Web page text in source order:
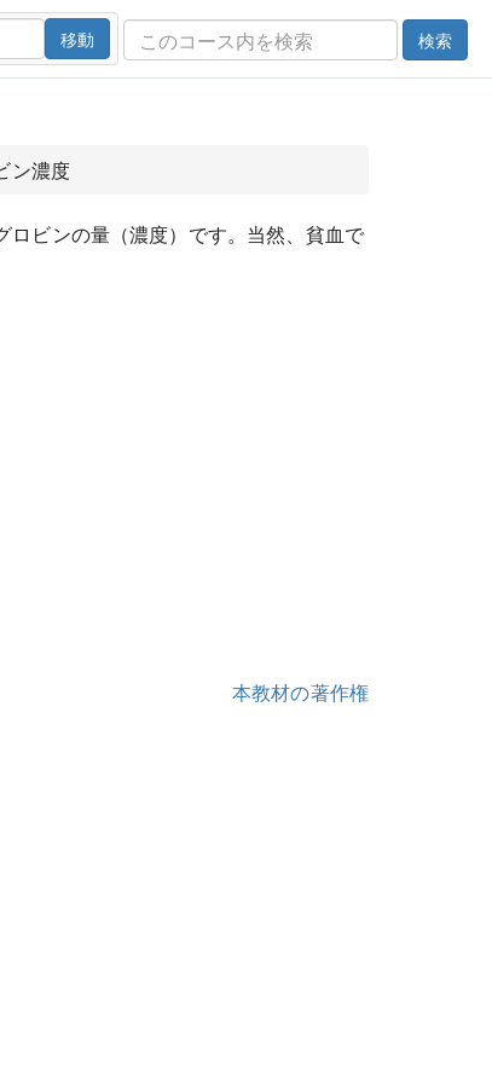
移動 検索
ン濃度
ロビンの量（濃度）です。当然、貧血で
本教材の著作権